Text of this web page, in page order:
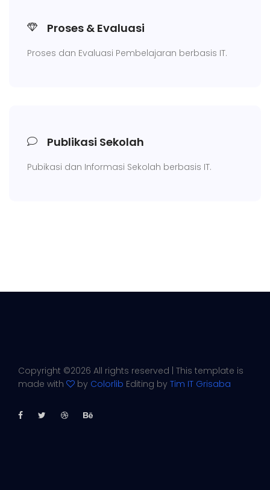
Proses & Evaluasi
Proses dan Evaluasi Pembelajaran berbasis IT.
Publikasi Sekolah
Pubikasi dan Informasi Sekolah berbasis IT.
Copyright ©2026 All rights reserved | This template is
made with
by Colorlib Editing by Tim IT Grisaba